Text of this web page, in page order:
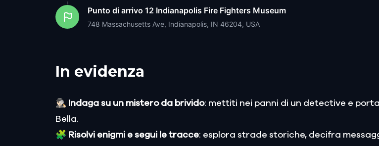
Punto di arrivo 12 Indianapolis Fire Fighters Museum
748 Massachusetts Ave, Indianapolis, IN 46204, USA
In evidenza
🕵🏻‍♂️ Indaga su un mistero da brivido: mettiti nei panni di un detective e
Bella.
🧩 Risolvi enigmi e segui le tracce: esplora strade storiche, decifra